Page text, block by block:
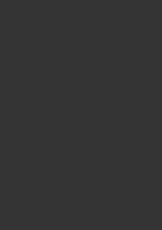
OHNE
Das
Da­mit das so
Konto-
DE83 6005